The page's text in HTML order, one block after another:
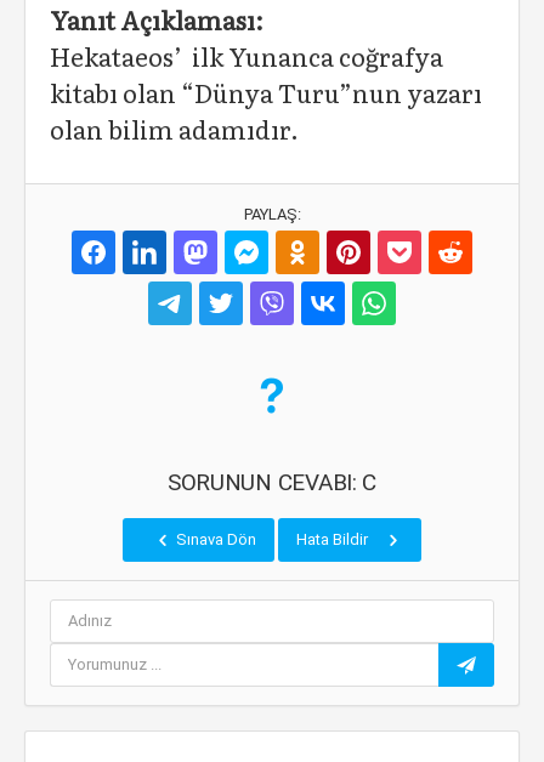
Yanıt Açıklaması:
Hekataeos’ ilk Yunanca coğrafya
kitabı olan “Dünya Turu”nun yazarı
olan bilim adamıdır.
PAYLAŞ:
SORUNUN CEVABI: C
Sınava Dön Hata Bildir